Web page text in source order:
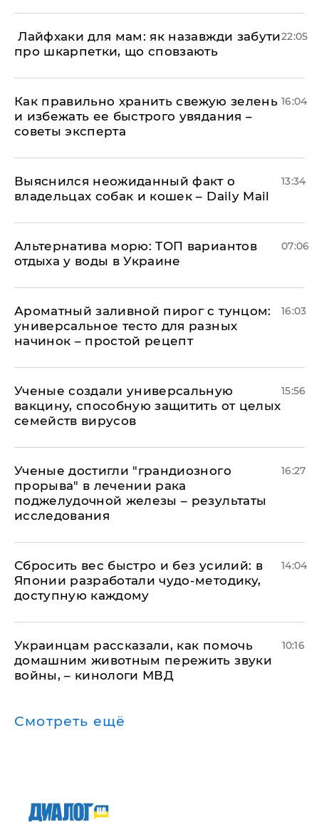
​ Лайфхаки для мам: як назавжди забути
про шкарпетки, що сповзають
22:05
Как правильно хранить свежую зелень
и избежать ее быстрого увядания –
советы эксперта
16:04
Выяснился неожиданный факт о
владельцах собак и кошек – Daily Mail
13:34
Альтернатива морю: ТОП вариантов
отдыха у воды в Украине
07:06
Ароматный заливной пирог с тунцом:
универсальное тесто для разных
начинок – простой рецепт
16:03
Ученые создали универсальную
вакцину, способную защитить от целых
семейств вирусов
15:56
Ученые достигли "грандиозного
прорыва" в лечении рака
поджелудочной железы – результаты
исследования
16:27
Сбросить вес быстро и без усилий: в
Японии разработали чудо-методику,
доступную каждому
14:04
Украинцам рассказали, как помочь
домашним животным пережить звуки
войны, – кинологи МВД
10:16
Смотреть ещё